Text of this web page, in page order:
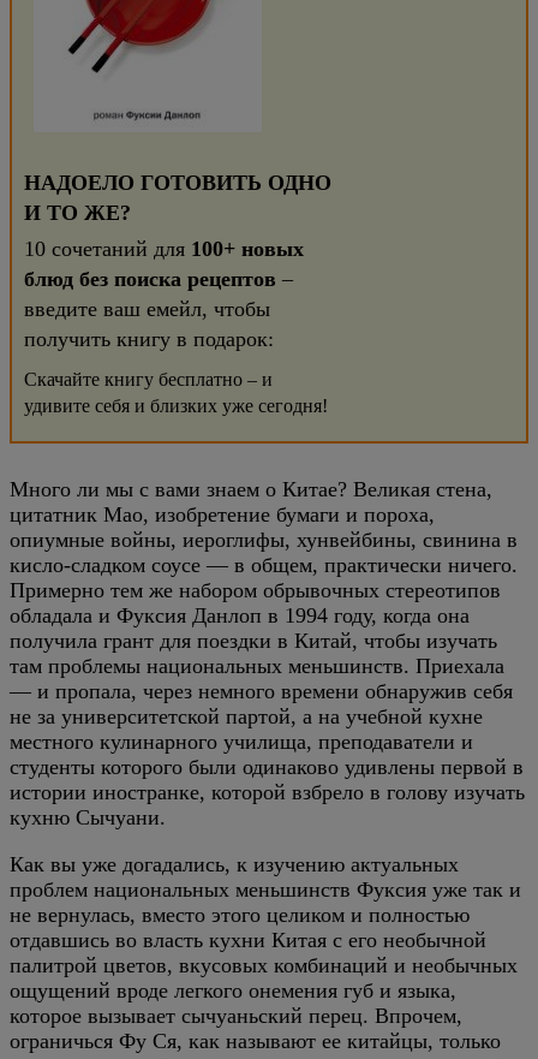
НАДОЕЛО ГОТОВИТЬ ОДНО
И ТО ЖЕ?
10 сочетаний для 100+ новых
блюд без поиска рецептов –
введите ваш емейл, чтобы
получить книгу в подарок:
Скачайте книгу бесплатно – и
удивите себя и близких уже сегодня!
Много ли мы с вами знаем о Китае? Великая стена,
цитатник Мао, изобретение бумаги и пороха,
опиумные войны, иероглифы, хунвейбины, свинина в
кисло-сладком соусе — в общем, практически ничего.
Примерно тем же набором обрывочных стереотипов
обладала и Фуксия Данлоп в 1994 году, когда она
получила грант для поездки в Китай, чтобы изучать
там проблемы национальных меньшинств. Приехала
— и пропала, через немного времени обнаружив себя
не за университетской партой, а на учебной кухне
местного кулинарного училища, преподаватели и
студенты которого были одинаково удивлены первой в
истории иностранке, которой взбрело в голову изучать
кухню Сычуани.
Как вы уже догадались, к изучению актуальных
проблем национальных меньшинств Фуксия уже так и
не вернулась, вместо этого целиком и полностью
отдавшись во власть кухни Китая с его необычной
палитрой цветов, вкусовых комбинаций и необычных
ощущений вроде легкого онемения губ и языка,
которое вызывает сычуаньский перец. Впрочем,
ограничься Фу Ся, как называют ее китайцы, только